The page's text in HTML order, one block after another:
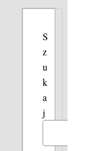
S
z
u
k
a
j